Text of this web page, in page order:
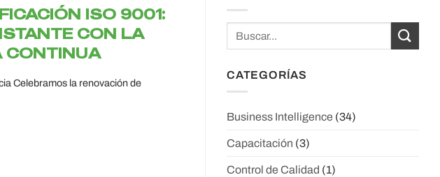
ISO 9001:
CON LA
CONTINUA
Celebramos la renovación de
CATEGORÍAS
Business Intelligence (34)
Capacitación (3)
Control de Calidad (1)